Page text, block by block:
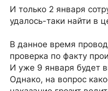
И только 2 января
удалось-таки найти в
В данное время
проверка по факту
И уже 9 января будет
Однако, на вопрос